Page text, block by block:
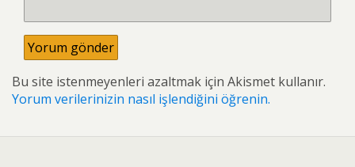
Bu site istenmeyenleri azaltmak için Akismet kullanır.
Yorum verilerinizin nasıl işlendiğini öğrenin.